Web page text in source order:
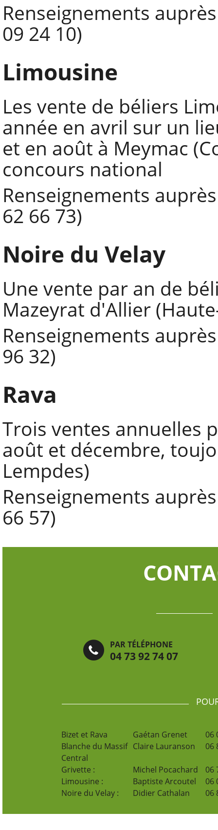
Renseignements
09 24 10)
Limousine
Les vente de béliers
année en avril sur un
et en août à Meymac
concours national
Renseignements
62 66 73)
Noire du Velay
Une vente par an de
Mazeyrat d'Allier
Renseignements
96 32)
Rava
Trois ventes annuelles
août et décembre,
Lempdes)
Renseignements
66 57)
PAR TÉLÉPHONE
04 73 92 74 07
Bizet et Rava Gaétan Grenet
06
Blanche du Massif
Central
Claire Lauranson 06
Grivette : Michel Pocachard
06
Limousine :
Baptiste Arcoutel
06
Noire du Velay :
Didier Cathalan 06